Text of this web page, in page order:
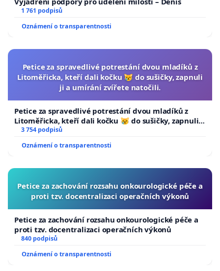
1 761 podpisů
Oznámení o transparentnosti
Petice za spravedlivé potrestání dvou mladíků z
Litoměřicka, kteří dali kočku 😿 do sušičky, zapnuli
ji a umírání zvířete natočili.
Petice za spravedlivé potrestání dvou mladíků z
Litoměřicka, kteří dali kočku 😿 do sušičky, zapnuli ji
a umírání zvířete natočili.
3 754 podpisů
Oznámení o transparentnosti
Petice za zachování rozsahu onkourologické péče a
proti tzv. docentralizaci operačních výkonů
Petice za zachování rozsahu onkourologické péče a
proti tzv. docentralizaci operačních výkonů
840 podpisů
Oznámení o transparentnosti